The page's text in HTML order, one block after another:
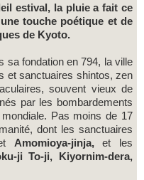
touche poétique et de
de Kyoto.
sa fondation en 794, la ville
et sanctuaires shintos, zen
souvent vieux de
par les bombardements
Pas moins de 17
dont les sanctuaires
Amomioya-jinja,et les
ji To-ji, Kiyornim-dera,